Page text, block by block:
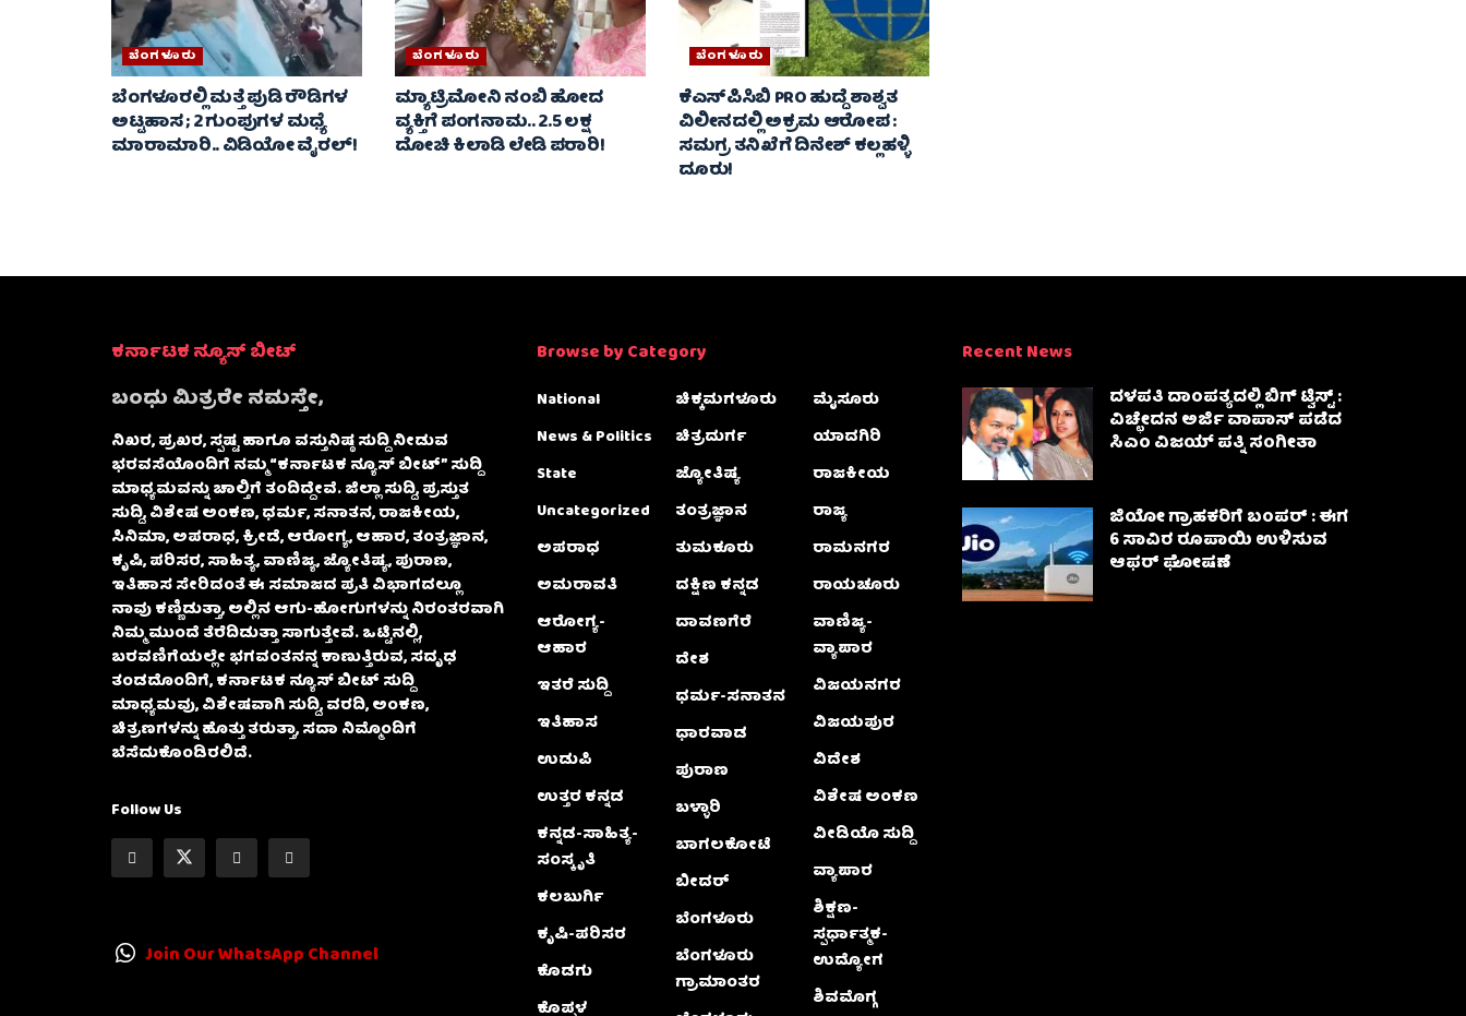
ಬೆಂಗಳೂರು
ಬೆಂಗಳೂರಲ್ಲಿ ಮತ್ತೆ ಪುಡಿ ರೌಡಿಗಳ
ಅಟ್ಟಹಾಸ ; 2 ಗುಂಪುಗಳ ಮಧ್ಯೆ
ಮಾರಾಮಾರಿ.. ವಿಡಿಯೋ ವೈರಲ್‌!
ಬೆಂಗಳೂರು
ಮ್ಯಾಟ್ರಿಮೋನಿ ನಂಬಿ ಹೋದ
ವ್ಯಕ್ತಿಗೆ ಪಂಗನಾಮ.. 2.5 ಲಕ್ಷ
ದೋಚಿ ಕಿಲಾಡಿ ಲೇಡಿ ಪರಾರಿ!
ಬೆಂಗಳೂರು
ಕೆಎಸ್‌ಪಿಸಿಬಿ PRO ಹುದ್ದೆ ಶಾಶ್ವತ
ವಿಲೀನದಲ್ಲಿ ಅಕ್ರಮ ಆರೋಪ :
ಸಮಗ್ರ ತನಿಖೆಗೆ ದಿನೇಶ್ ಕಲ್ಲಹಳ್ಳಿ
ದೂರು!
ಕರ್ನಾಟಕ ನ್ಯೂಸ್ ಬೀಟ್
ಬಂಧು ಮಿತ್ರರೇ ನಮಸ್ತೇ,
ನಿಖರ, ಪ್ರಖರ, ಸ್ಪಷ್ಟ ಹಾಗೂ ವಸ್ತುನಿಷ್ಠ ಸುದ್ದಿ ನೀಡುವ
ಭರವಸೆಯೊಂದಿಗೆ ನಮ್ಮ “ಕರ್ನಾಟಕ ನ್ಯೂಸ್ ಬೀಟ್” ಸುದ್ದಿ
ಮಾಧ್ಯಮವನ್ನು ಚಾಲ್ತಿಗೆ ತಂದಿದ್ದೇವೆ. ಜಿಲ್ಲಾ ಸುದ್ದಿ, ಪ್ರಸ್ತುತ
ಸುದ್ದಿ, ವಿಶೇಷ ಅಂಕಣ, ಧರ್ಮ, ಸನಾತನ, ರಾಜಕೀಯ,
ಸಿನಿಮಾ, ಅಪರಾಧ, ಕ್ರೀಡೆ, ಆರೋಗ್ಯ, ಆಹಾರ, ತಂತ್ರಜ್ಞಾನ,
ಕೃಷಿ, ಪರಿಸರ, ಸಾಹಿತ್ಯ, ವಾಣಿಜ್ಯ, ಜ್ಯೋತಿಷ್ಯ, ಪುರಾಣ,
ಇತಿಹಾಸ ಸೇರಿದಂತೆ ಈ ಸಮಾಜದ ಪ್ರತಿ ವಿಭಾಗದಲ್ಲೂ
ನಾವು ಕಣ್ಣಿಡುತ್ತಾ, ಅಲ್ಲಿನ ಆಗು-ಹೋಗುಗಳನ್ನು ನಿರಂತರವಾಗಿ
ನಿಮ್ಮ ಮುಂದೆ ತೆರೆದಿಡುತ್ತಾ ಸಾಗುತ್ತೇವೆ. ಒಟ್ಟಿನಲ್ಲಿ,
ಬರವಣಿಗೆಯಲ್ಲೇ ಭಗವಂತನನ್ನ ಕಾಣುತ್ತಿರುವ, ಸದೃಢ
ತಂಡದೊಂದಿಗೆ, ಕರ್ನಾಟಕ ನ್ಯೂಸ್ ಬೀಟ್ ಸುದ್ದಿ
ಮಾಧ್ಯಮವು, ವಿಶೇಷವಾಗಿ ಸುದ್ದಿ, ವರದಿ, ಅಂಕಣ,
ಚಿತ್ರಣಗಳನ್ನು ಹೊತ್ತು ತರುತ್ತಾ, ಸದಾ ನಿಮ್ಮೊಂದಿಗೆ
ಬೆಸೆದುಕೊಂಡಿರಲಿದೆ.
Follow Us
Join Our WhatsApp Channel
Browse by Category
National
News & Politics
State
Uncategorized
ಅಪರಾಧ
ಅಮರಾವತಿ
ಆರೋಗ್ಯ-
ಆಹಾರ
ಇತರೆ ಸುದ್ದಿ
ಇತಿಹಾಸ
ಉಡುಪಿ
ಉತ್ತರ ಕನ್ನಡ
ಕನ್ನಡ-ಸಾಹಿತ್ಯ-
ಸಂಸ್ಕೃತಿ
ಕಲಬುರ್ಗಿ
ಕೃಷಿ-ಪರಿಸರ
ಕೊಡಗು
ಕೊಪ್ಪಳ
ಚಿಕ್ಕಮಗಳೂರು
ಚಿತ್ರದುರ್ಗ
ಜ್ಯೋತಿಷ್ಯ
ತಂತ್ರಜ್ಞಾನ
ತುಮಕೂರು
ದಕ್ಷಿಣ ಕನ್ನಡ
ದಾವಣಗೆರೆ
ದೇಶ
ಧರ್ಮ-ಸನಾತನ
ಧಾರವಾಡ
ಪುರಾಣ
ಬಳ್ಳಾರಿ
ಬಾಗಲಕೋಟೆ
ಬೀದರ್
ಬೆಂಗಳೂರು
ಬೆಂಗಳೂರು
ಗ್ರಾಮಾಂತರ
ಮೈಸೂರು
ಯಾದಗಿರಿ
ರಾಜಕೀಯ
ರಾಜ್ಯ
ರಾಮನಗರ
ರಾಯಚೂರು
ವಾಣಿಜ್ಯ-
ವ್ಯಾಪಾರ
ವಿಜಯನಗರ
ವಿಜಯಪುರ
ವಿದೇಶ
ವಿಶೇಷ ಅಂಕಣ
ವೀಡಿಯೊ ಸುದ್ದಿ
ವ್ಯಾಪಾರ
ಶಿಕ್ಷಣ-
ಸ್ಪರ್ಧಾತ್ಮಕ-
ಉದ್ಯೋಗ
ಶಿವಮೊಗ್ಗ
Recent News
ದಳಪತಿ ದಾಂಪತ್ಯದಲ್ಲಿ ಬಿಗ್ ಟ್ವಿಸ್ಟ್ :
ವಿಚ್ಛೇದನ ಅರ್ಜಿ ವಾಪಾಸ್‌ ಪಡೆದ
ಸಿಎಂ ವಿಜಯ್ ಪತ್ನಿ ಸಂಗೀತಾ‌
ಜಿಯೋ ಗ್ರಾಹಕರಿಗೆ ಬಂಪರ್ : ಈಗ
6 ಸಾವಿರ ರೂಪಾಯಿ ಉಳಿಸುವ
ಆಫರ್ ಘೋಷಣೆ